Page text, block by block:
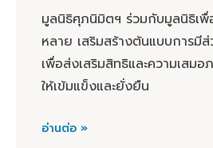
มูลนิธิศุภนิมิตฯ ร่วมกับมูลนิธิเพื่
หลาย เสริมสร้างต้นแบบการมี
เพื่อส่งเสริมสิทธิและความเสมอ
ให้เข้มแข็งและยั่งยืน
อ่านต่อ »